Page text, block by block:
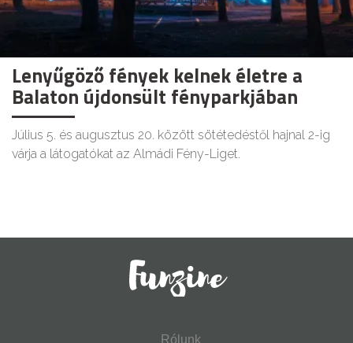
Lenyűgöző fények kelnek életre a
Balaton újdonsült fényparkjában
Július 5. és augusztus 20. között sötétedéstől hajnal 2-ig
várja a látogatókat az Almádi Fény-Liget.
Rólunk